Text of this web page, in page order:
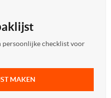
persoonlijke checklist voor
MAKEN